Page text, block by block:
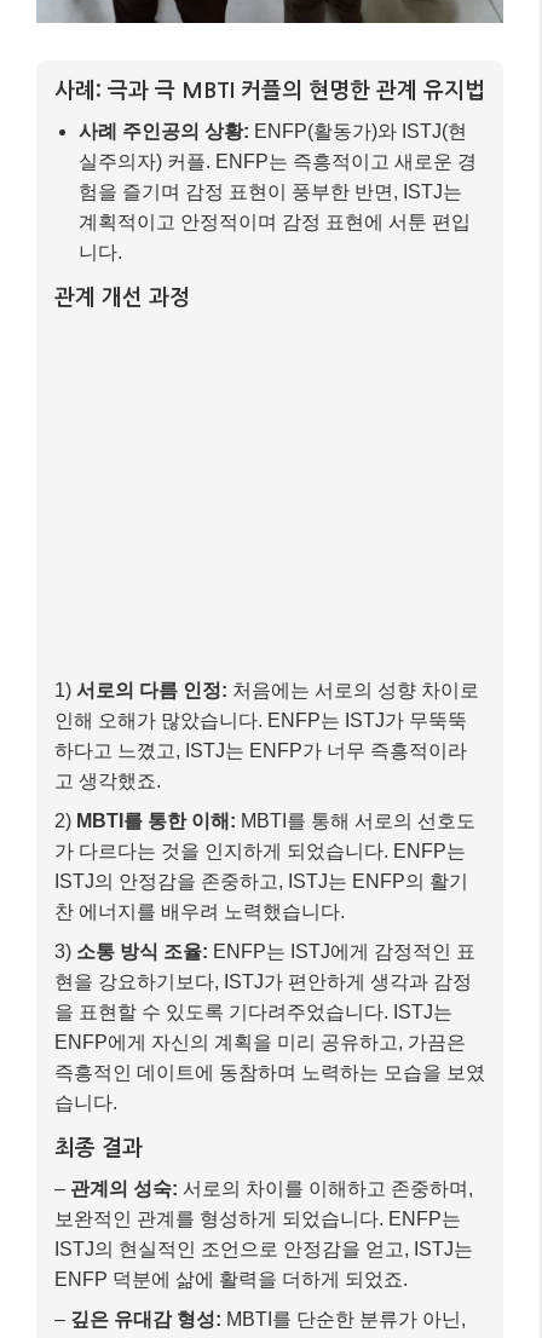
사례: 극과 극 MBTI 커플의 현명한 관계 유지법
사례 주인공의 상황: ENFP(활동가)와 ISTJ(현
실주의자) 커플. ENFP는 즉흥적이고 새로운 경
험을 즐기며 감정 표현이 풍부한 반면, ISTJ는
계획적이고 안정적이며 감정 표현에 서툰 편입
니다.
관계 개선 과정
ENFP에게 자신의 계획을 미리 공유하고, 가끔은
즉흥적인 데이트에 동참하며 노력하는 모습을 보였
습니다.
– 관계의 성숙: 서로의 차이를 이해하고 존중하며,
보완적인 관계를 형성하게 되었습니다. ENFP는
ISTJ의 현실적인 조언으로 안정감을 얻고, ISTJ는
–깊은 유대감 형성:
MBTI를 단순한 분류가 아닌,
서로를 깊이 이해하는 도구로 활용하여 더욱 단단
한 유대감을 형성했습니다.
이처럼 MBTI는 상대방이 특정 상황에서 왜 그런 반응을
보이는지, 왜 특정 방식을 선호하는지에 대한 ‘배경’을
이해하게 함으로써, 관계의 성숙도를 높이는 데 필수적
인 과정이 될 수 있습니다. 중요한 것은 상대방의 유형
자체가 아니라, 그 유형의 선호도가 관계에서 어떻게 발
현되는지를 이해하고, 그 다름을 존중하며 긍정적으로
활용하려는 노력입니다.